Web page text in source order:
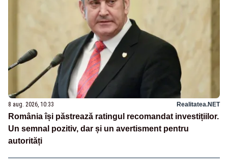
8 aug. 2026, 10:33 Realitatea.NET
România își păstrează ratingul recomandat investițiilor.
Un semnal pozitiv, dar și un avertisment pentru
autorități